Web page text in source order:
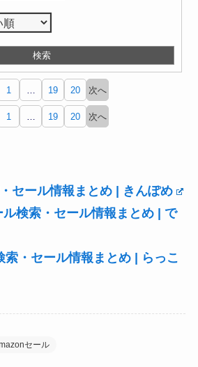
1 19 20 次へ
1 … 19 20 次へ
セール情報まとめ | きんぽめ
検索・セール情報まとめ | で
・セール情報まとめ | らっこ
セール